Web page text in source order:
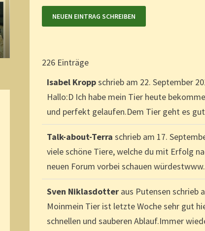
226 Einträge
Isabel Kroppschrieb am 22. September
Hallo:D Ich habe mein Tier heute
und perfekt gelaufen.Dem Tier geht es
Talk-about-Terraschrieb am 17.
viele schöne Tiere, welche du mit Erfolg
neuen Forum vorbei schauen
Sven Niklasdotter aus Putensen schrieb
Moinmein Tier ist letzte Woche sehr gut
schnellen und sauberen Ablauf.Immer